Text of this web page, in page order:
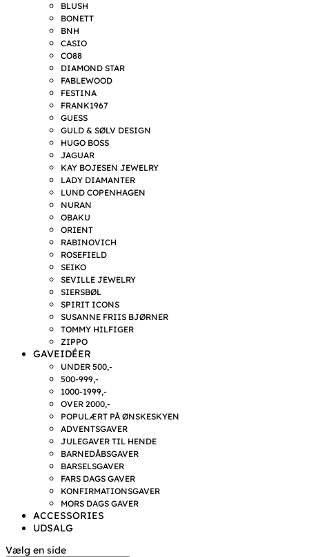
BLUSH
BONETT
BNH
CASIO
CO88
DIAMOND STAR
FABLEWOOD
FESTINA
FRANK1967
GUESS
GULD & SØLV DESIGN
HUGO BOSS
JAGUAR
KAY BOJESEN JEWELRY
LADY DIAMANTER
LUND COPENHAGEN
NURAN
OBAKU
ORIENT
RABINOVICH
ROSEFIELD
SEIKO
SEVILLE JEWELRY
SIERSBØL
SPIRIT ICONS
SUSANNE FRIIS BJØRNER
TOMMY HILFIGER
ZIPPO
GAVEIDÉER
UNDER 500,-
500-999,-
1000-1999,-
OVER 2000,-
POPULÆRT PÅ ØNSKESKYEN
ADVENTSGAVER
JULEGAVER TIL HENDE
BARNEDÅBSGAVER
BARSELSGAVER
FARS DAGS GAVER
KONFIRMATIONSGAVER
MORS DAGS GAVER
ACCESSORIES
UDSALG
Vælg en side